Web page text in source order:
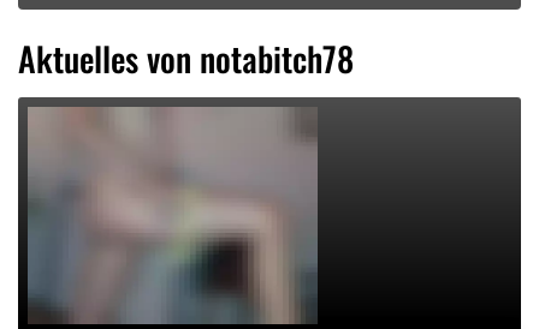
Aktuelles von notabitch78